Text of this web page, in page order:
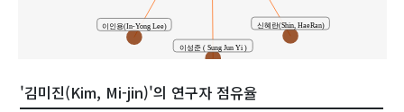
신혜란(Shin, HaeRan)
이성준 ( Sung Jun Yi )
이인용(In-Yong Lee)
'김미진(Kim, Mi-jin)'의 연구자 점유율